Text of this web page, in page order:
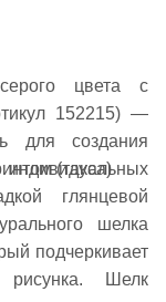
цвета с
152215) —
для создания
глянцевой
шелка
подчеркивает
рисунка. Шелк
(такса)